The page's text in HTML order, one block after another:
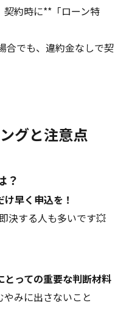
契約時に**「ローン特
合でも、違約金なしで契
グと注意点
？
け早く申込を！
決する人も多いです💥
とっての重要な判断材料
やみに出さないこと